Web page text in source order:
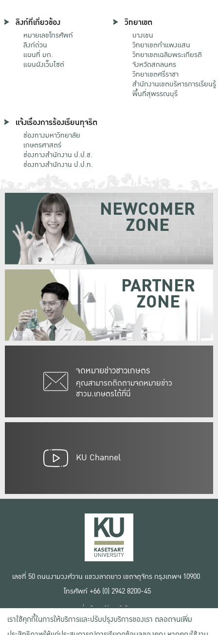
ลิงก์ที่เกี่ยวข้อง
หมายเลขโทรศัพท์
ลิงก์ด่วน
แผนที่ มก.
แผนผังเว็บไซต์
วิทยาเขต
บางเขน
วิทยาเขตกําแพงแสน
วิทยาเขตเฉลิมพระเกียรติ
จังหวัดสกลนคร
วิทยาเขตศรีราชา
สำนักงานเขตบริหารการเรียนรู้
พื้นที่สุพรรณบุรี
แจ้งเรื่องการร้องเรียนทุจริต
ช่องทางมหาวิทยาลัย
เกษตรศาสตร์
ช่องทางสำนักงาน ป.ป.ช.
ช่องทางสำนักงาน ป.ป.ท.
จดหมายข่าวชาวเกษตร
คุณสามารถติดตามจดหมายข่าว
ชาวม.เกษตรได้ที่นี่
NEWCOMER
ZONE
PARTNER
ZONE
KU Channel
เลขที่ 50 ถนนงามวงศ์วาน แขวงลาดยาว เขตจตุจักร กรุงเทพฯ 10900
โทรศัพท์ +66 (0) 2942 8200-45
เงื่อนไขการใช้งานเว็บไซต์
ข้อตกลงด้านสิทธิ์ใช้งาน
นโยบายความเป็นส่วนตัว
เราใช้คุกกี้ในการให้บริการและปรับปรุงบริการของเรา ตลอดจนเพิ่ม